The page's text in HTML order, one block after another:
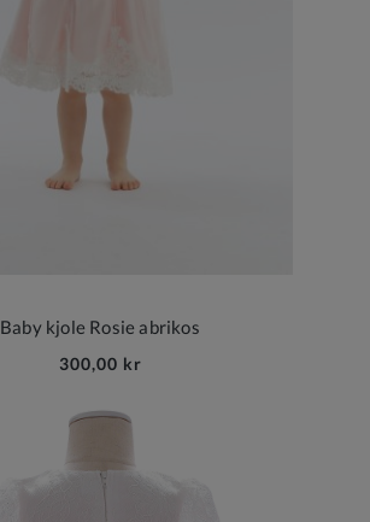
Baby kjole Rosie abrikos
300,00 kr